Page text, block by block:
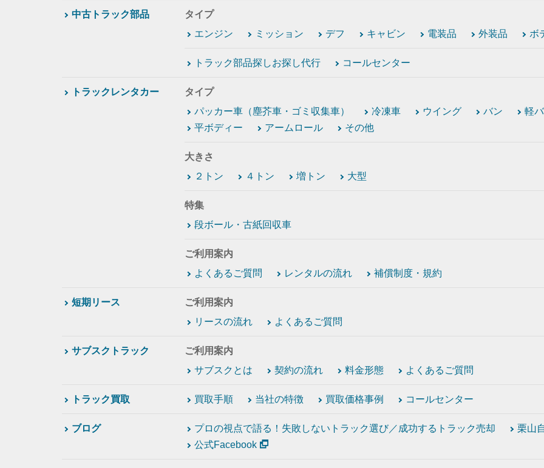
中古トラック部品
タイプ
エンジン
ミッション デフ キャビン 電装品 外装品 ボ
トラック部品探しお探し代行 コールセンター
トラックレンタカー
タイプ
パッカー車（塵芥車・ゴミ収集車）
冷凍車 ウイング バン 軽
平ボディー
アームロール その他
大きさ
２トン
４トン 増トン 大型
特集
段ボール・古紙回収車
ご利用案内
よくあるご質問
レンタルの流れ 補償制度・規約
短期リース
ご利用案内
リースの流れ
よくあるご質問
サブスクトラック
ご利用案内
サブスクとは
契約の流れ 料金形態 よくあるご質問
トラック買取 買取手順 当社の特徴 買取価格事例 コールセンター
ブログ プロの視点で語る！失敗しないトラック選び／成功するトラック売却 栗山
公式Facebook